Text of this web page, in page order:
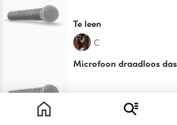
Te leen
C
Microfoon draadloos